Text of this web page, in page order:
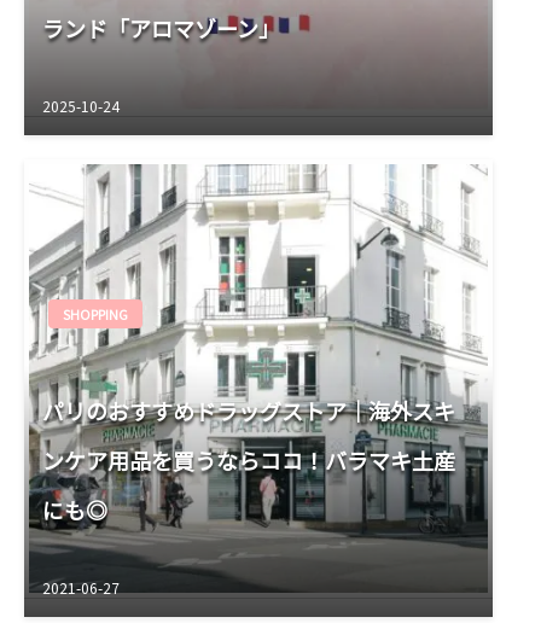
ランド「アロマゾーン」
2025-10-24
SHOPPING
パリのおすすめドラッグストア｜海外スキ
ンケア用品を買うならココ！バラマキ土産
にも◎
2021-06-27